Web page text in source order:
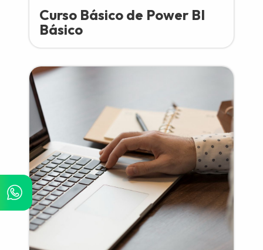
Curso Básico de Power BI
Básico